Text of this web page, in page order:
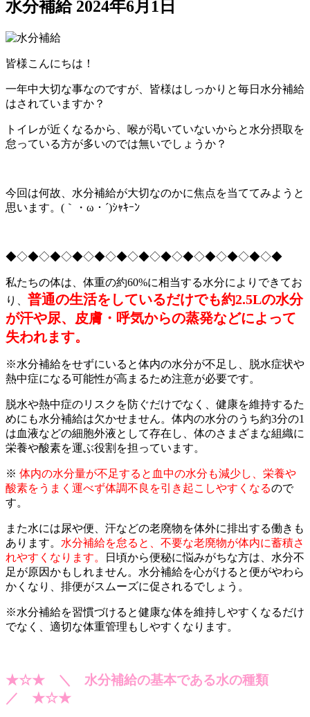
水分補給 2024年6月1日
皆様こんにちは！
一年中大切な事なのですが、皆様はしっかりと毎日水分補給
はされていますか？
トイレが近くなるから、喉が渇いていないからと水分摂取を
怠っている方が多いのでは無いでしょうか？
今回は何故、水分補給が大切なのかに焦点を当ててみようと
思います。(｀・ω・´)ｼｬｷｰﾝ
◆◇◆◇◆◇◆◇◆◇◆◇◆◇◆◇◆◇◆◇◆◇◆◇◆
私たちの体は、体重の約60%に相当する水分によりできてお
り、 普通の生活をしているだけでも約2.5Lの水分
が汗や尿、皮膚・呼気からの蒸発などによって
失われます。
※水分補給をせずにいると体内の水分が不足し、脱水症状や
熱中症になる可能性が高まるため注意が必要です。
脱水や熱中症のリスクを防ぐだけでなく、健康を維持するた
めにも水分補給は欠かせません。体内の水分のうち約3分の1
は血液などの細胞外液として存在し、体のさまざまな組織に
栄養や酸素を運ぶ役割を担っています。
※ 体内の水分量が不足すると血中の水分も減少し、栄養や
酸素をうまく運べず体調不良を引き起こしやすくなるので
す。
また水には尿や便、汗などの老廃物を体外に排出する働きも
あります。 水分補給を怠ると、不要な老廃物が体内に蓄積さ
れやすくなります。
日頃から便秘に悩みがちな方は、水分不
足が原因かもしれません。水分補給を心がけると便がやわら
かくなり、排便がスムーズに促されるでしょう。
※水分補給を習慣づけると健康な体を維持しやすくなるだけ
でなく、適切な体重管理もしやすくなります。
★☆★ ＼ 水分補給の基本である水の種類
／ ★☆★